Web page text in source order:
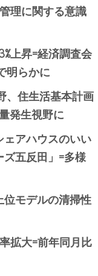
理に関する意識
上昇=経済調査会
明らかに
、住生活基本計画
発生視野に
アハウスのいい
五反田」=多様
位モデルの清掃性
拡大=前年同月比